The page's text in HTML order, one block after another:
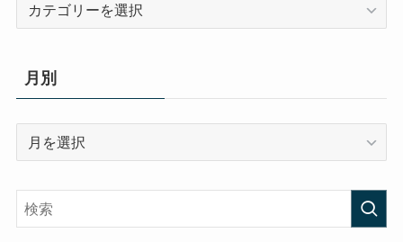
リ
ー
月別